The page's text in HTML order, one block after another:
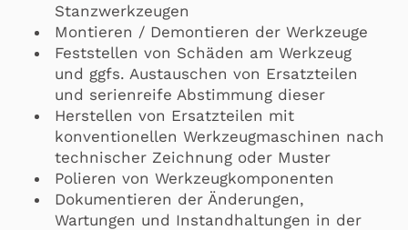
Stanzwerkzeugen
Montieren / Demontieren der Werkzeuge
Feststellen von Schäden am Werkzeug
und ggfs. Austauschen von Ersatzteilen
und serienreife Abstimmung dieser
Herstellen von Ersatzteilen mit
konventionellen Werkzeugmaschinen nach
technischer Zeichnung oder Muster
Polieren von Werkzeugkomponenten
Dokumentieren der Änderungen,
Wartungen und Instandhaltungen in der